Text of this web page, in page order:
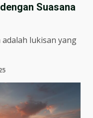
Suasana
adalah lukisan yang